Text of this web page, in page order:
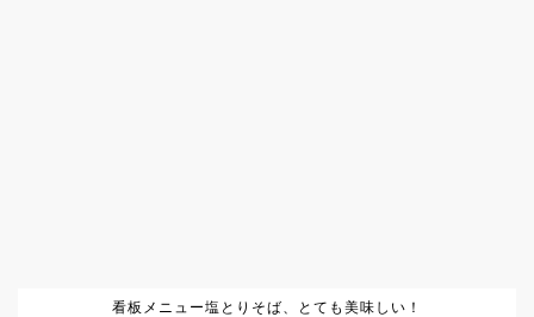
看板メニュー塩とりそば、とても美味しい！